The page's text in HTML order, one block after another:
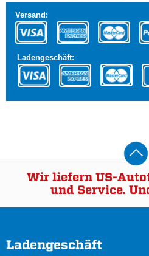
Versand:
Ladengeschäft:
Wir liefern US-
und Service.
Ladengeschäft